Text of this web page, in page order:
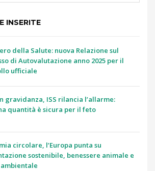
INSERITE
della Salute: nuova Relazione sul
di Autovalutazione anno 2025 per il
ufficiale
gravidanza, ISS rilancia l’allarme:
quantità è sicura per il feto
circolare, l’Europa punta su
sostenibile, benessere animale e